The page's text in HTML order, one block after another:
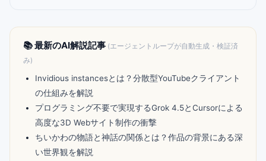
📚 最新のAI解説記事 (エージェントループが自動生成・検証済
み)
Invidious instancesとは？分散型YouTubeクライアント
の仕組みを解説
プログラミング不要で実現するGrok 4.5とCursorによる
高度な3D Webサイト制作の衝撃
ちいかわの物語と神話の関係とは？作品の背景にある深
い世界観を解説